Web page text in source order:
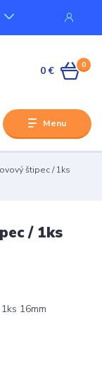
Menu
0
0 €
štipec / 1ks
/ 1ks